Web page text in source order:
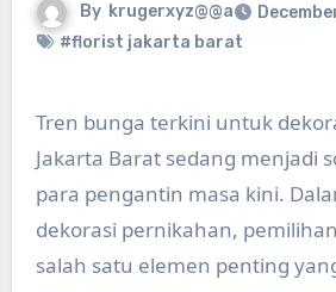
By krugerxyz@@a
#florist jakarta barat
Tren bunga terkini untuk dekorasi pernikahan di
Jakarta Barat sedang menjadi
para pengantin masa kini.
dekorasi pernikahan,
salah satu elemen penting